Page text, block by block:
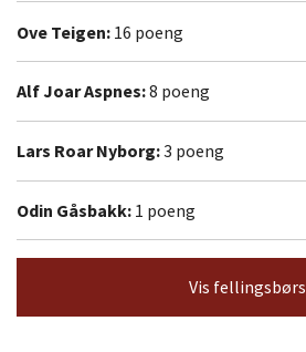
Ove Teigen: 16 poeng
Alf Joar Aspnes:8 poeng
Lars Roar Nyborg:3 poeng
Odin Gåsbakk: 1 poeng
Vis fellingsbørs